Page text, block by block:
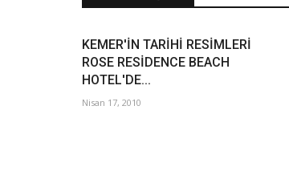
KEMER'İN TARİHİ RESİMLERİ
ROSE RESİDENCE BEACH
HOTEL'DE...
Nisan 17, 2010